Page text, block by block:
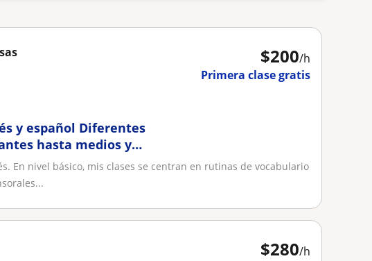
$200/h
Primera clase gratis
y español Diferentes
hasta medios y
En nivel básico, mis clases se centran en rutinas de vocabulario
$280/h